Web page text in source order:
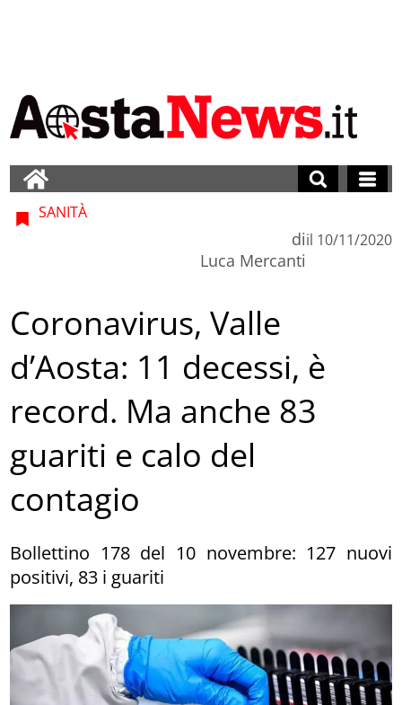
SANITÀ
di
Luca Mercanti
il 10/11/2020
Coronavirus, Valle
d’Aosta: 11 decessi, è
record. Ma anche 83
guariti e calo del
contagio
Bollettino 178 del 10 novembre: 127 nuovi
positivi, 83 i guariti